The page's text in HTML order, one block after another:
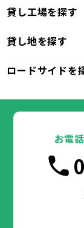
大阪府
大阪市
堺市
枚方市
茨木
箕面市
柏原
大阪
姫路
貸し工場を探す
大阪府
大阪市
堺市
枚方市
茨木
柏原
藤井
大
貸し地を探す
大阪府
大阪市
堺市
茨木
寝屋川市
河
柏原
藤井
大
ロードサイドを
堺市
泉大
茨木
寝屋川市
河
柏原
大
お電